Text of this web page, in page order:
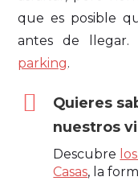
que es posible
antes de
parking.
Quieres
nuestros
Descubre
Casas, la